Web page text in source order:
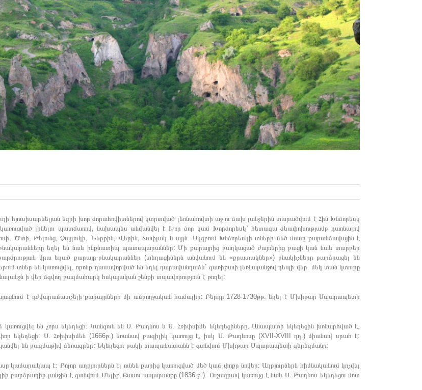
հյուսիսարևելյան եզրի խոր ձորահովիտներով կտրտված լեռնահովտի աջ ու ձախ լանջերին տարածվում է Հին Խնձորեսկ
լինելու պատճառով, նախապես անվանվել է Խոր ձոր կամ Խորձորեսկ` հետագա ձևափոխությամբ դառնալով
Ծտի, Թելունց, Չայլուկի, Ներքին, Վերին, Տափլակ և այլն: Սկզբում Խնձորեսկի տների մեծ մասը քարանձավային է
բնակարանները եղել են նաև ինքնատիպ պատսպարաններ: Մի քարայրից բաղկացած ժայռերից բացի կան նաև տարբեր
վրա եղած քարայր-բնակարաններ (տեղացիներն անվանում են «քրատակներ») բնակիչները բարձրացել են
տներ են կառուցվել, որոնք դասավորված են եղել դարավանդաձև` զառիթափ լեռնալանջով դեպի վեր. մեկ տան կտուրը
ի վեր ձգվող բազմահարկ հսկայական շենքի տպավորություն է թողել:
է դժվարամատչելի քարայրների մի ամբողջական համալիր: Բերդը 1728-1730թթ. եղել է Մխիթար Սպարապետի
են չորս եկեղեցի: Կանգուն են Ս. Թադևոս և Ս. Հռիփսիմե եկեղեցիները, Անապատի եկեղեցին խոնարհված է,
եկեղեցի: Ս. Հռիփսիմեն (1666թ.) եռանավ բազիլիկ կառույց է, իսկ Ս. Թադևոսը (XVII-XVIII դդ.) միանավ սրահ է:
են բազմաթիվ ձեռագրեր: Եկեղեցու բակի տապանատանն է գտնվում Մխիթար Սպարապետի գերեզմանը:
կամարակապ է: Բոլոր աղբյուրներն էլ ունեն քարից կառուցված մեծ կամ փոքր նովեր: Աղբյուրներն հիմնականում կոչվել
բարձրադիր լանջին է գտնվում Մելիք Քասու ապարանքը (1836 թ.): Ուշագրավ կառույց է նաև Ս. Թադևոս եկեղեցու մոտ